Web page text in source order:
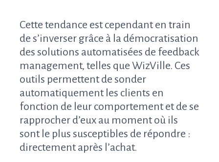
Cette tendance est cependant en train
de s’inverser grâce à la démocratisation
des solutions automatisées de feedback
management, telles que WizVille. Ces
outils permettent de sonder
automatiquement les clients en
fonction de leur comportement et de se
rapprocher d’eux au moment où ils
sont le plus susceptibles de répondre :
directement après l’achat.